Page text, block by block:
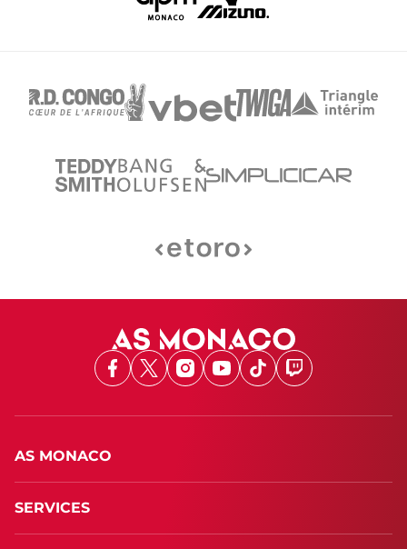
Facebook
X Instagram
Youtube
TikTokTwitch
AS MONACO
SERVICES